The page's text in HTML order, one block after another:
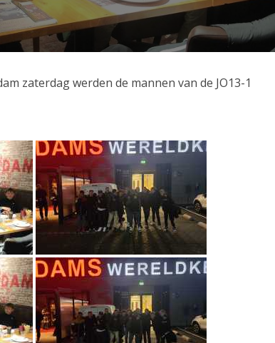
zaterdag werden de mannen van de JO13-1